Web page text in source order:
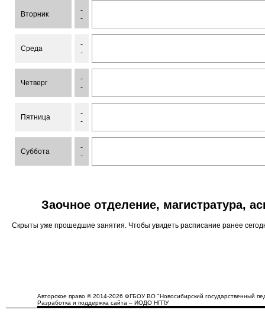
Вторник
-
-
Среда
-
-
Четверг
-
-
Пятница
-
-
Суббота
-
-
Заочное отделение, магистратура,
Скрыты уже прошедшие занятия. Чтобы увидеть расписание ранее
Авторское право © 2014-2026 ФГБОУ ВО "Новосибирский государственный
Разработка и поддержка сайта – ИОДО НГПУ